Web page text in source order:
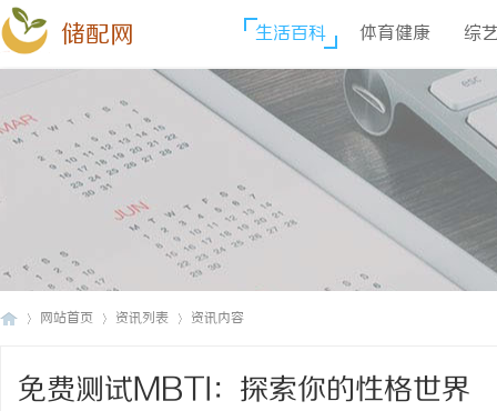
储配网 生活百科 体育健康 综
网站首页 资讯列表 资讯内容
免费测试MBTI：探索你的性格世界